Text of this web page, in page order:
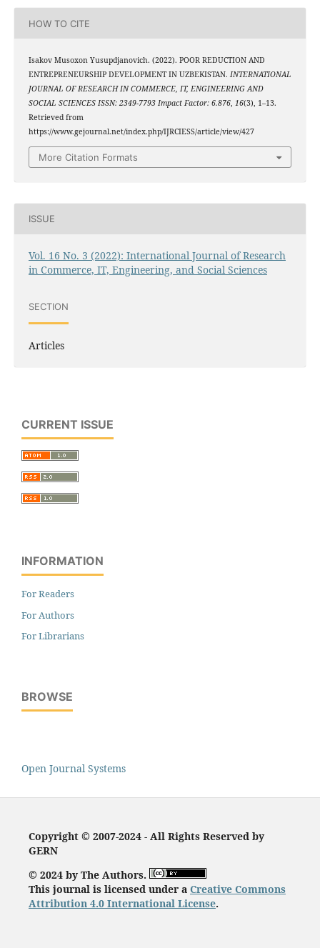
HOW TO CITE
Isakov Musoxon Yusupdjanovich. (2022). POOR REDUCTION AND
ENTREPRENEURSHIP DEVELOPMENT IN UZBEKISTAN. INTERNATIONAL
JOURNAL OF RESEARCH IN COMMERCE, IT, ENGINEERING AND
SOCIAL SCIENCES ISSN: 2349-7793 Impact Factor: 6.876, 16(3), 1–13.
Retrieved from
https://www.gejournal.net/index.php/IJRCIESS/article/view/427
More Citation Formats
ISSUE
Vol. 16 No. 3 (2022): International Journal of Research
in Commerce, IT, Engineering, and Social Sciences
SECTION
Articles
CURRENT ISSUE
INFORMATION
For Readers
For Authors
For Librarians
BROWSE
Open Journal Systems
Copyright © 2007-2024 - All Rights Reserved by
GERN
© 2024 by The Authors.
This journal is licensed under a Creative Commons
Attribution 4.0 International License.